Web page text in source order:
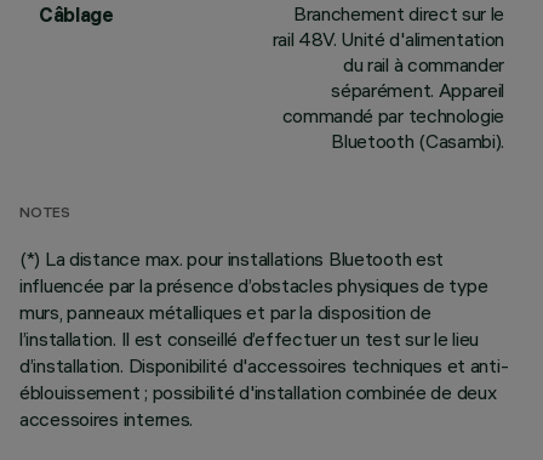
Câblage
Branchement direct sur le
rail 48V. Unité d'alimentation
du rail à commander
séparément. Appareil
commandé par technologie
Bluetooth (Casambi).
NOTES
(*) La distance max. pour installations Bluetooth est
influencée par la présence d’obstacles physiques de type
murs, panneaux métalliques et par la disposition de
l’installation. Il est conseillé d’effectuer un test sur le lieu
d’installation. Disponibilité d'accessoires techniques et anti-
éblouissement ; possibilité d'installation combinée de deux
accessoires internes.